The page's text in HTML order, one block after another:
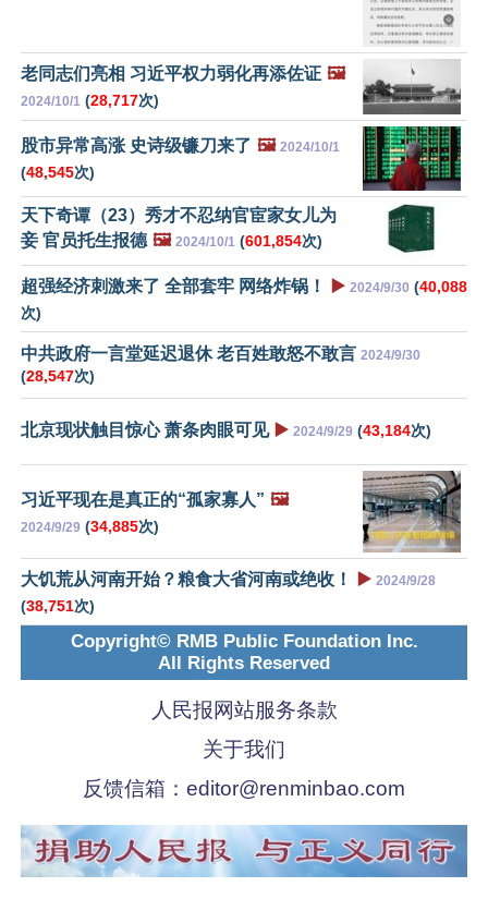
老同志们亮相 习近平权力弱化再添佐证 🖼️
2024/10/1 (28,717次)
股市异常高涨 史诗级镰刀来了 🖼️ 2024/10/1
(48,545次)
天下奇谭（23）秀才不忍纳官宦家女儿为
妾 官员托生报德 🖼️ 2024/10/1 (601,854次)
超强经济刺激来了 全部套牢 网络炸锅！ ▶️ 2024/9/30 (40,088
次)
中共政府一言堂延迟退休 老百姓敢怒不敢言 2024/9/30
(28,547次)
北京现状触目惊心 萧条肉眼可见 ▶️ 2024/9/29 (43,184次)
习近平现在是真正的“孤家寡人” 🖼️
2024/9/29 (34,885次)
大饥荒从河南开始？粮食大省河南或绝收！ ▶️ 2024/9/28
(38,751次)
Copyright© RMB Public Foundation Inc.
All Rights Reserved
人民报网站服务条款
关于我们
反馈信箱： editor@renminbao.com